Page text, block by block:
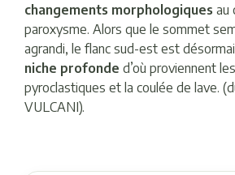
changements morphologiques au
paroxysme. Alors que le sommet
agrandi, le flanc sud-est est
niche profonde d’où proviennent
pyroclastiques et la coulée de lave.
VULCANI).